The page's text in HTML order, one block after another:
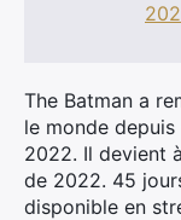
The Batman a
le monde
2022. Il devient
de 2022. 45
disponible en
Rechercher
: